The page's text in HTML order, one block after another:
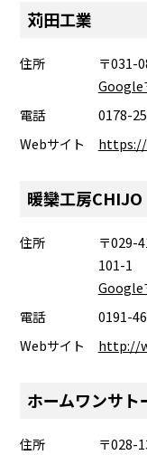
苅田工業
住所
〒031-
Google
電話
0178-
Webサイト
暖欒工房CHIJO
住所
〒029-
101-1
Google
電話
0191-
Webサイト
http://
ホームワンサト
住所
〒028-